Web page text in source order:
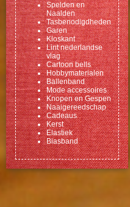
Spelden en
Naalden
Tasbenodigdheden
Garen
Kloskant
Lint nederlandse
vlag
Cartoon bells
Hobbymaterialen
Ballenband
Mode accessoires
Knopen en Gespen
Naaigereedschap
Cadeaus
Kerst
Elastiek
Biasband